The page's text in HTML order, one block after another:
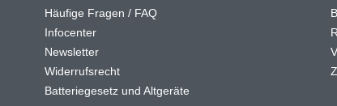
Häufige Fragen / FAQ
Infocenter
Newsletter
Widerrufsrecht
Batteriegesetz und Altgeräte